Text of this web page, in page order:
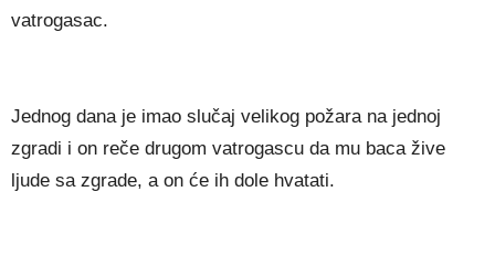
vatrogasac.
Jednog dana je imao slučaj velikog požara na jednoj
zgradi i on reče drugom vatrogascu da mu baca žive
ljude sa zgrade, a on će ih dole hvatati.